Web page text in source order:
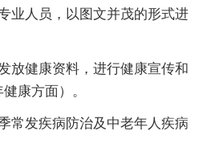
人员，以图文并茂的形式进
健康资料，进行健康宣传和
康方面）。
发疾病防治及中老年人疾病